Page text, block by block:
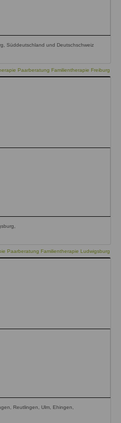
Süddeutschland und Deutschschweiz
Paarberatung Familientherapie Freiburg
Paarberatung Familientherapie Ludwigsburg
Reutlingen, Ulm, Ehingen,